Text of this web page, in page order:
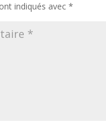
indiqués avec *